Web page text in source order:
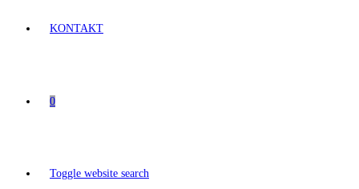
KONTAKT
0
Toggle website search